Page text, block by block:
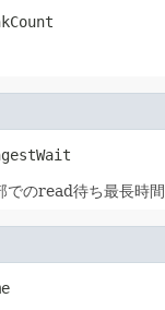
でのread待ち最長時間